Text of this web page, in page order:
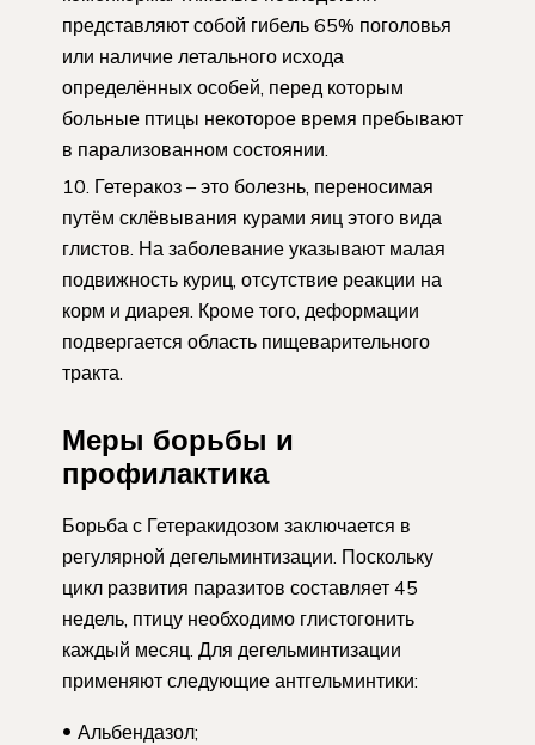
представляют собой гибель 65% поголовья
или наличие летального исхода
определённых особей, перед которым
больные птицы некоторое время пребывают
в парализованном состоянии.
Гетеракоз – это болезнь, переносимая
путём склёвывания курами яиц этого вида
глистов. На заболевание указывают малая
подвижность куриц, отсутствие реакции на
корм и диарея. Кроме того, деформации
подвергается область пищеварительного
тракта.
Меры борьбы и
профилактика
Борьба с Гетеракидозом заключается в
регулярной дегельминтизации. Поскольку
цикл развития паразитов составляет 45
недель, птицу необходимо глистогонить
каждый месяц. Для дегельминтизации
применяют следующие антгельминтики:
Альбендазол;